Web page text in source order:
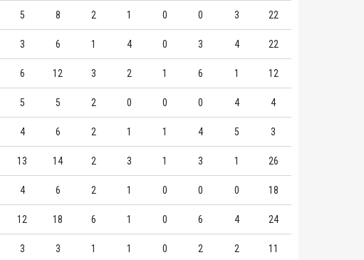
5 8 2 1 0 0 3 22
3 6 1 4 0 3 4 22
6 12 3 2 1 6 1 12
5 5 2 0 0 0 4 4
4 6 2 1 1 4 5 3
13 14 2 3 1 3 1 26
4 6 2 1 0 0 0 18
12 18 6 1 0 6 4 24
3 3 1 1 0 2 2 11